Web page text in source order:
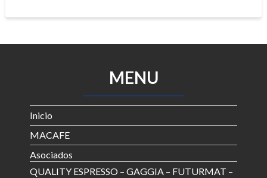
MENU
Inicio
MACAFE
Asociados
QUALITY ESPRESSO – GAGGIA – FUTURMAT –